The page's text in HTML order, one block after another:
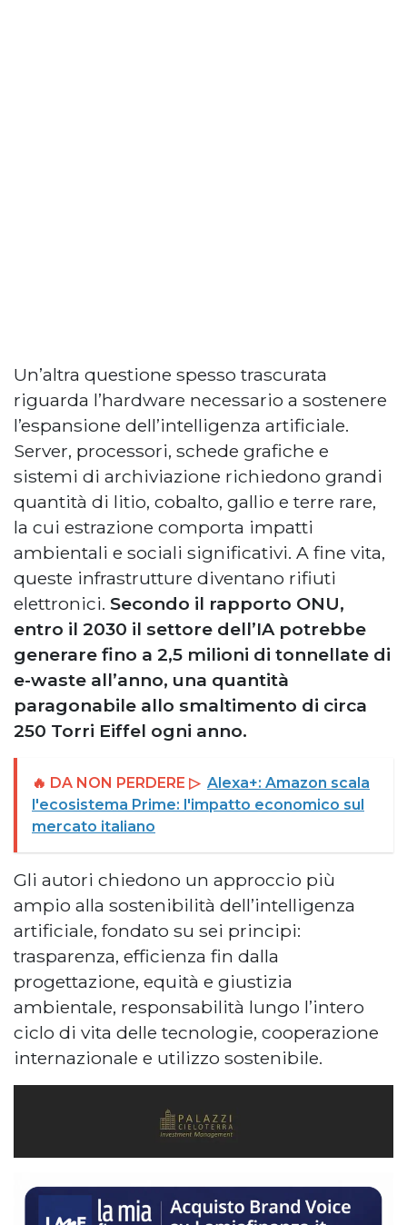
Un’altra questione spesso trascurata
riguarda l’hardware necessario a sostenere
l’espansione dell’intelligenza artificiale.
Server, processori, schede grafiche e
sistemi di archiviazione richiedono grandi
quantità di litio, cobalto, gallio e terre rare,
la cui estrazione comporta impatti
ambientali e sociali significativi. A fine vita,
queste infrastrutture diventano rifiuti
elettronici. Secondo il rapporto ONU,
entro il 2030 il settore dell’IA potrebbe
generare fino a 2,5 milioni di tonnellate di
e-waste all’anno, una quantità
paragonabile allo smaltimento di circa
250 Torri Eiffel ogni anno.
🔥 DA NON PERDERE ▷ Alexa+: Amazon scala
l'ecosistema Prime: l'impatto economico sul
mercato italiano
Gli autori chiedono un approccio più
ampio alla sostenibilità dell’intelligenza
artificiale, fondato su sei principi:
trasparenza, efficienza fin dalla
progettazione, equità e giustizia
ambientale, responsabilità lungo l’intero
ciclo di vita delle tecnologie, cooperazione
internazionale e utilizzo sostenibile.